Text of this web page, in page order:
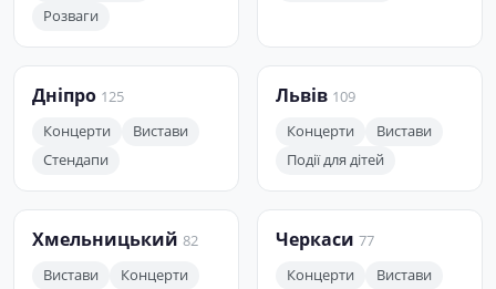
Розваги
Дніпро 125
Концерти
Вистави
Стендапи
Львів 109
Концерти
Вистави
Події для дітей
Хмельницький 82
Вистави
Концерти
Черкаси 77
Концерти
Вистави